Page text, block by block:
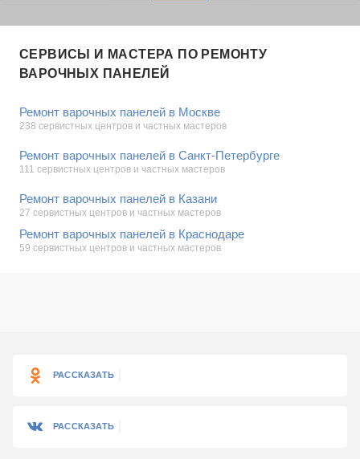
СЕРВИСЫ И МАСТЕРА ПО РЕМОНТУ
ВАРОЧНЫХ ПАНЕЛЕЙ
Ремонт варочных панелей в Москве
238 сервистных центров и частных мастеров
Ремонт варочных панелей в Санкт-Петербурге
111 сервистных центров и частных мастеров
Ремонт варочных панелей в Казани
27 сервистных центров и частных мастеров
Ремонт варочных панелей в Краснодаре
59 сервистных центров и частных мастеров
РАССКАЗАТЬ
РАССКАЗАТЬ